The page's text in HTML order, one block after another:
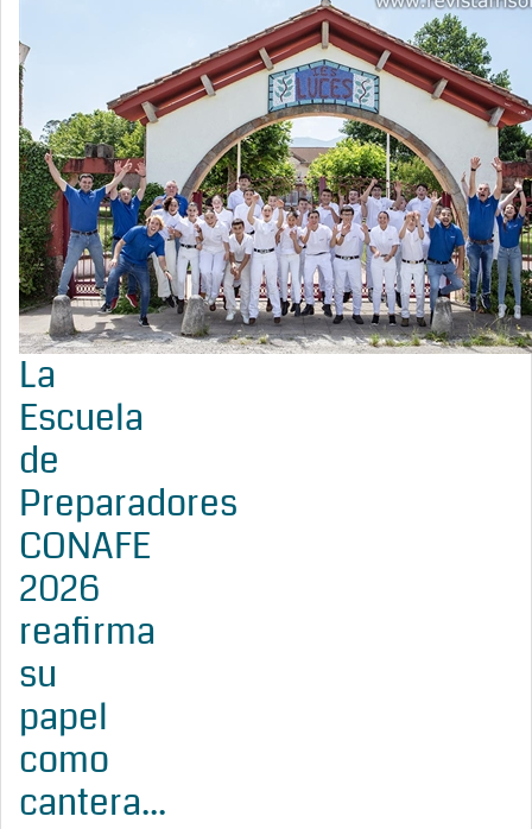
La
Escuela
de
Preparadores
CONAFE
2026
reafirma
su
papel
como
cantera...